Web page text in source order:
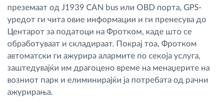
преземаат од J1939 CAN bus или OBD порта, GPS-
уредот ги чита овие информации и ги пренесува до
Центарот за податоци на Фротком, каде што се
обработуваат и складираат. Покрај тоа, Фротком
автоматски ги ажурира алармите по секоја услуга,
заштедувајќи им драгоцено време на менаџерите на
возниот парк и елиминирајќи ја потребата од рачни
ажурирања.